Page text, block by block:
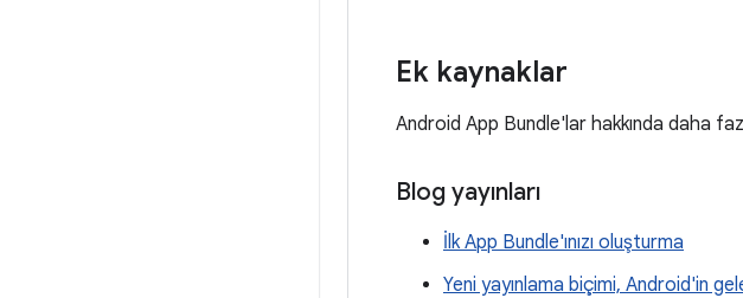
Ek kaynaklar
Android App Bundle'lar hakkında daha
Blog yayınları
İlk App Bundle'ınızı oluşturma
Yeni yayınlama biçimi, Android'in